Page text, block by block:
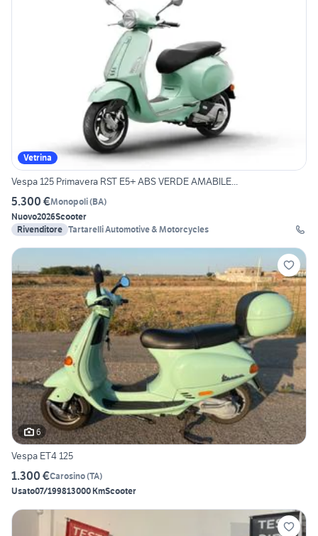
Vetrina
Vespa 125 Primavera RST E5+ ABS VERDE AMABILE...
5.300 €Monopoli(BA)
Nuovo2026Scooter
Rivenditore Tartarelli Automotive & Motorcycles
6
Vespa ET4 125
1.300 €Carosino(TA)
Usato07/199813000 KmScooter